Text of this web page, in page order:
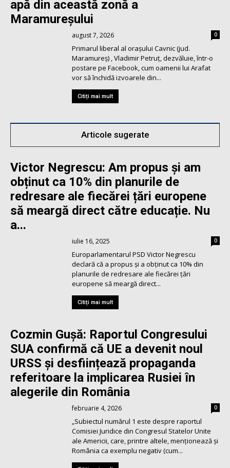
apă din această zonă a
Maramureşului
august 7, 2026 0
Primarul liberal al orașului Cavnic (jud.
Maramureş) , Vladimir Petruț, dezvăluie, într-o
postare pe Facebook, cum oamenii lui Arafat
vor să închidă izvoarele din...
Citiți mai mult
Articole sugerate
Victor Negrescu: Am propus și am
obținut ca 10% din planurile de
redresare ale fiecărei țări europene
să meargă direct către educație. Nu
a...
iulie 16, 2025 0
Europarlamentarul PSD Victor Negrescu
declară că a propus și a obținut ca 10% din
planurile de redresare ale fiecărei țări
europene să meargă direct...
Citiți mai mult
Cozmin Guşă: Raportul Congresului
SUA confirmă că UE a devenit noul
URSS şi desființează propaganda
referitoare la implicarea Rusiei în
alegerile din România
februarie 4, 2026 0
„Subiectul numărul 1 este despre raportul
Comisiei Juridice din Congresul Statelor Unite
ale Americii, care, printre altele, menționează și
România ca exemplu negativ (cum...